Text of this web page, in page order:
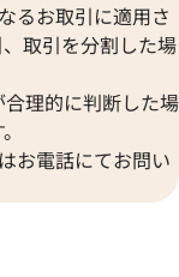
るお取引に適用さ
取引を分割した場
理的に判断した場
お電話にてお問い